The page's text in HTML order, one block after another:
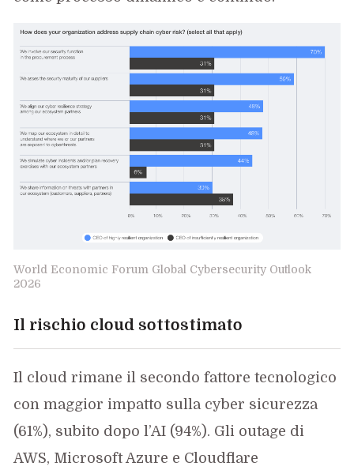
World Economic Forum Global Cybersecurity Outlook
2026
Il rischio cloud sottostimato
Il cloud rimane il secondo fattore tecnologico
con maggior impatto sulla cyber sicurezza
(61%), subito dopo l’AI (94%). Gli outage di
AWS, Microsoft Azure e Cloudflare